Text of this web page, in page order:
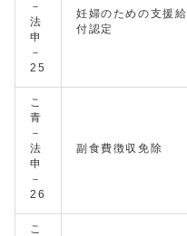
－
法
申
－
25
妊婦のための支援給
付認定
こ
青
－
法
申
－
26
副食費徴収免除
こ